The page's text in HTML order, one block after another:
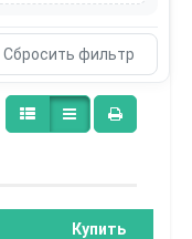
Купить